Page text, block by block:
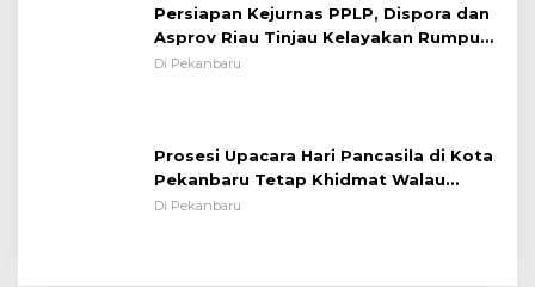
Prosesi Upacara Hari Pancasila di Kota
Pekanbaru Tetap Khidmat Walau
Dalam Ruangan
Di Pekanbaru
Berita Populer